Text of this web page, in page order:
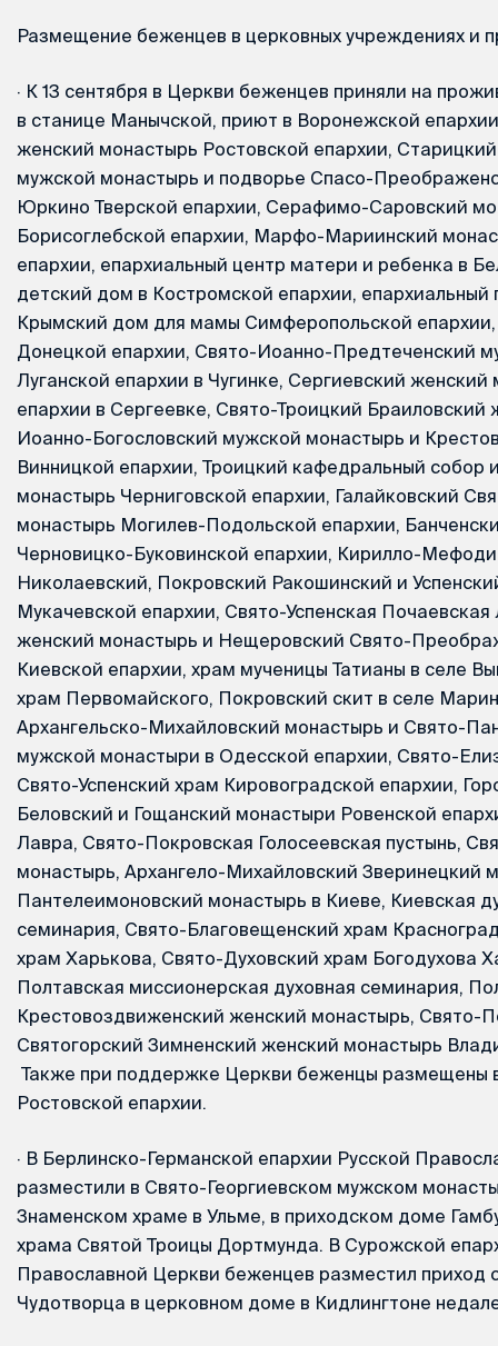
Размещение беженцев в церковных учреждениях и
· К 13 сентября в Церкви беженцев приняли на
в станице Манычской, приют в Воронежской
женский монастырь Ростовской епархии,
мужской монастырь и подворье Спасо-
Юркино Тверской епархии, Серафимо-Саровский
Борисоглебской епархии, Марфо-Мариинский
епархии, епархиальный центр матери и ребенка в
детский дом в Костромской епархии, епархиальный
Крымский дом для мамы Симферопольской епархии,
Донецкой епархии, Свято-Иоанно-Предтеченский
Луганской епархии в Чугинке, Сергиевский женский
епархии в Сергеевке, Свято-Троицкий Браиловский
Иоанно-Богословский мужской монастырь и
Винницкой епархии, Троицкий кафедральный собор
монастырь Черниговской епархии, Галайковский
монастырь Могилев-Подольской епархии,
Черновицко-Буковинской епархии, Кирилло-
Николаевский, Покровский Ракошинский и
Мукачевской епархии, Свято-Успенская
женский монастырь и Нещеровский Свято-
Киевской епархии, храм мученицы Татианы в селе
храм Первомайского, Покровский скит в селе
Архангельско-Михайловский монастырь и Свято-
мужской монастыри в Одесской епархии, Свято-
Свято-Успенский храм Кировоградской епархии,
Беловский и Гощанский монастыри Ровенской
Лавра, Свято-Покровская Голосеевская пустынь,
монастырь, Архангело-Михайловский Зверинецкий
Пантелеимоновский монастырь в Киеве, Киевская
семинария, Свято-Благовещенский храм
храм Харькова, Свято-Духовский храм Богодухова
Полтавская миссионерская духовная семинария,
Крестовоздвиженский женский монастырь, Свято-
Святогорский Зимненский женский монастырь
Также при поддержке Церкви беженцы размещены
Ростовской епархии.
· В Берлинско-Германской епархии Русской
разместили в Свято-Георгиевском мужском
Знаменском храме в Ульме, в приходском доме
храма Святой Троицы Дортмунда. В Сурожской
Православной Церкви беженцев разместил приход
Чудотворца в церковном доме в Кидлингтоне